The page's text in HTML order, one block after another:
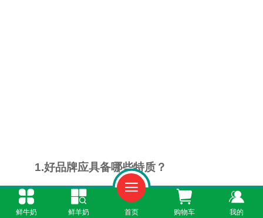
1.好品牌应具备哪些特质？
一个值得长期信赖的乳品品牌，通常会具备
鲜牛奶 鲜羊奶 首页 购物车 我的